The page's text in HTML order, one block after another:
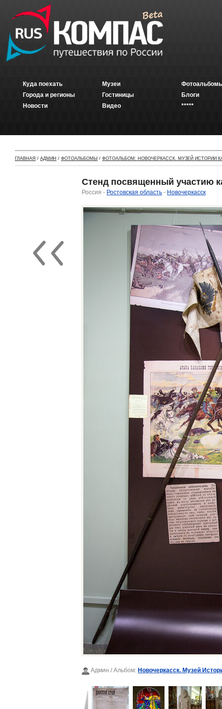
Куда поехать
Города и регионы
Новости
Музеи
Гостиницы
Видео
Блоги
*****
ГЛАВНАЯ / АДМИН / ФОТОАЛЬБОМЫ / ФОТОАЛЬБОМ: НОВОЧЕРКАССК. МУЗЕЙ ИСТОРИИ
Стенд посвященный участию
Россия - Ростовская область - Новочеркасск
Админ / Альбом: Новочеркасск. Музей